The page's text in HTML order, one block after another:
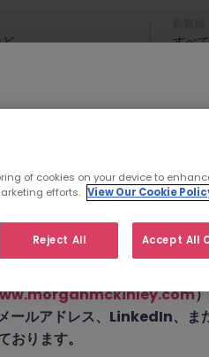
すべて
求人の
関連求人をご検討ください。
すまし、求職者を詐欺に巻
（例：
ーシャルメディアプロフィー
求人情報を配信し、個人情
ルアドレス、LinkedIn、ま
ります。
of cookies on your device to
efforts. View Our Cookie
Reject All Accept All